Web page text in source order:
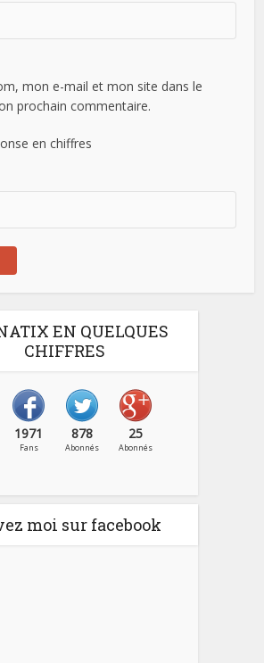
mon e-mail et mon site dans le
prochain commentaire.
en chiffres
EN QUELQUES
CHIFFRES
1971
Fans
878
Abonnés
25
Abonnés
moi sur facebook